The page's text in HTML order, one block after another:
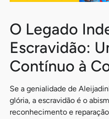
O Legado
Escravidão:
Contínuo à
Se a genialidade de
glória, a escravidão é o
reconhecimento e